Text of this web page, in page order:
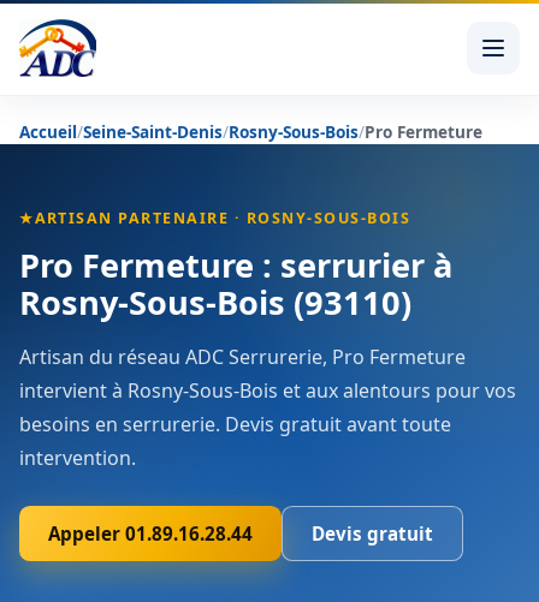
Accueil/Seine-Saint-Denis/Rosny-Sous-Bois/Pro Fermeture
★ARTISAN PARTENAIRE · ROSNY-SOUS-BOIS
Pro Fermeture : serrurier à
Rosny-Sous-Bois (93110)
Artisan du réseau ADC Serrurerie, Pro Fermeture
intervient à Rosny-Sous-Bois et aux alentours pour vos
besoins en serrurerie. Devis gratuit avant toute
intervention.
Appeler 01.89.16.28.44 Devis gratuit